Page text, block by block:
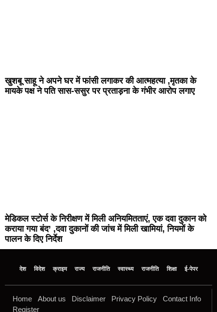
खुशबू साहू ने अपने घर में फांसी लगाकर की आत्महत्या ,मृतका के
मायके पक्ष ने पति सास-ससुर पर प्रताड़ना के गंभीर आरोप लगाए
मेडिकल स्टोर्स के निरीक्षण में मिली अनियमितताएं, एक दवा दुकान को
कराया गया बंद’ ,दवा दुकानों की जांच में मिली खामियां, नियमों के
पालन के दिए निर्देश
देश विदेश क्राइम राज्य राजनीति स्वास्थ्य राजनीति शिक्षा ई-पेपर
Home About us Disclaimer Privacy Policy
Contact Info
Register